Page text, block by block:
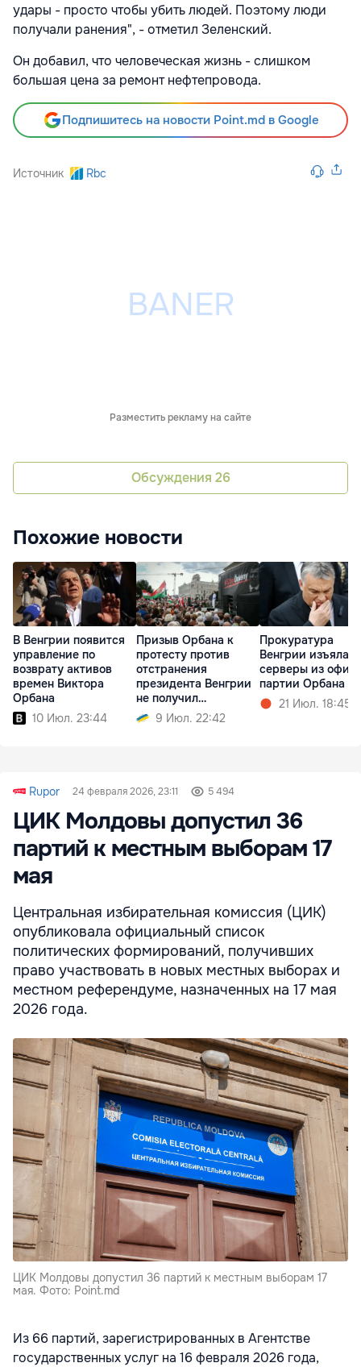
удары - просто чтобы убить людей. Поэтому люди
получали ранения", - отметил Зеленский.
Он добавил, что человеческая жизнь - слишком
большая цена за ремонт нефтепровода.
Подпишитесь на новости Point.md в Google
Источник Rbc
Разместить рекламу на сайте
Обсуждения 26
Похожие новости
В Венгрии появится
управление по
возврату активов
времен Виктора
Орбана
10 Июл. 23:44
Призыв Орбана к
протесту против
отстранения
президента Венгрии
не получил
поддержки
9 Июл. 22:42
Прокуратура
Венгрии изъяла
серверы из
партии Орбана
21 Июл. 18:45
Rupor 24 февраля 2026, 23:11 5 494
ЦИК Молдовы допустил 36
партий к местным выборам 17
мая
Центральная избирательная комиссия (ЦИК)
опубликовала официальный список
политических формирований, получивших
право участвовать в новых местных выборах и
местном референдуме, назначенных на 17 мая
2026 года.
ЦИК Молдовы допустил 36 партий к местным выборам 17
мая. Фото: Point.md
Из 66 партий, зарегистрированных в Агентстве
государственных услуг на 16 февраля 2026 года,